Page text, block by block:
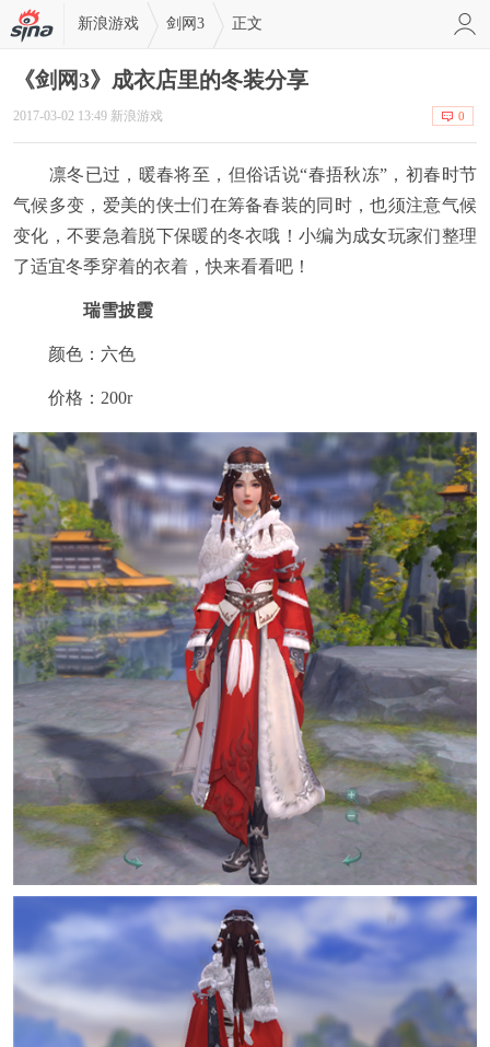
新浪游戏 剑网3 正文
《剑网3》成衣店里的冬装分享
2017-03-02 13:49 新浪游戏 0
凛冬已过，暖春将至，但俗话说“春捂秋冻”，初春时节
气候多变，爱美的侠士们在筹备春装的同时，也须注意气候
变化，不要急着脱下保暖的冬衣哦！小编为成女玩家们整理
了适宜冬季穿着的衣着，快来看看吧！
瑞雪披霞
颜色：六色
价格：200r